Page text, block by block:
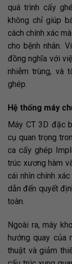
quá trình cấy
không chỉ giúp
cách chính xác
cho bệnh nhân.
đồng nghĩa với
nhiễm trùng, và
ghép.
Hệ thống máy
Máy CT 3D đặc
cụ quan trọng
ca cấy ghép
trúc xương hàm
cái nhìn chính
dẫn đến quyết
toàn.
Ngoài ra, máy
hướng quay của
thuật và giảm